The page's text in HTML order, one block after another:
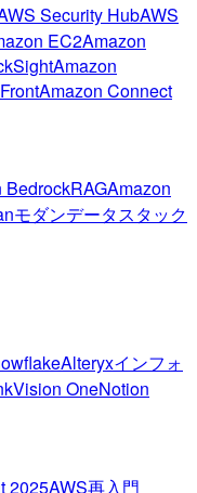
Security HubAWS
EC2Amazon
Amazon
Amazon Connect
BedrockRAGAmazon
モダンデータスタック
Alteryxインフォ
Vision OneNotion
2025AWS再入門